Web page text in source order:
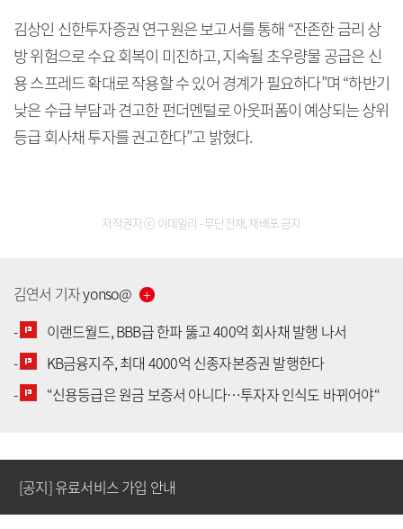
김상인 신한투자증권 연구원은 보고서를 통해 “잔존한 금리 상
방 위험으로 수요 회복이 미진하고, 지속될 초우량물 공급은 신
용 스프레드 확대로 작용할 수 있어 경계가 필요하다”며 “하반기
낮은 수급 부담과 견고한 펀더멘털로 아웃퍼폼이 예상되는 상위
등급 회사채 투자를 권고한다”고 밝혔다.
저작권자 ⓒ 이데일리 - 무단전재, 재배포 금지
김연서 기자yonso@
-
이랜드월드, BBB급 한파 뚫고 400억 회사채 발행 나서
-
KB금융지주, 최대 4000억 신종자본증권 발행한다
-
“신용등급은 원금 보증서 아니다…투자자 인식도 바뀌어야“
[공지] 유료서비스 가입 안내
[공지] 유료서비스 가입 안내